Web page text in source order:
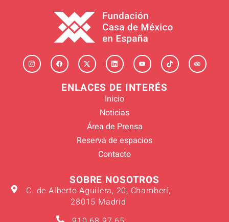
ENLACES DE INTERÉS
Inicio
Noticias
Área de Prensa
Reserva de espacios
Contacto
SOBRE NOSOTROS
C. de Alberto Aguilera, 20, Chamberí,
28015 Madrid